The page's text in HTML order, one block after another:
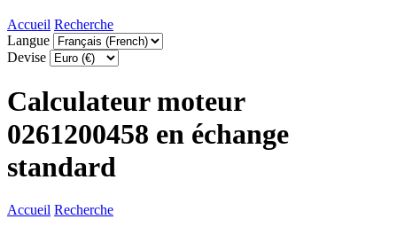
Accueil Recherche
Langue
Devise
Calculateur moteur
0261200458 en échange
standard
Accueil Recherche